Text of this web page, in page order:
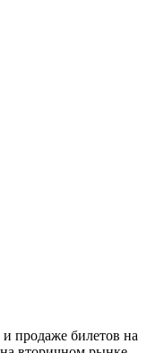
и продаже билетов на